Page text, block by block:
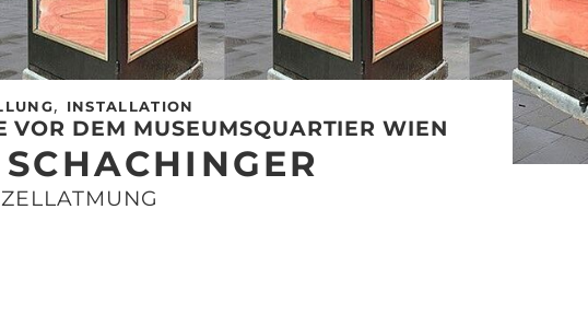
, INSTALLATION
VOR DEM MUSEUMSQUARTIER WIEN